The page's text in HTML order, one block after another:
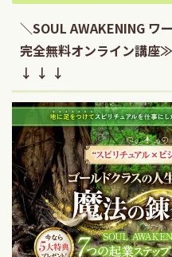
＼SOUL AWAKENING
完全無料オンライン講
↓ ↓ ↓